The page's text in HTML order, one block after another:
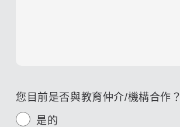
您目前是否與教育仲介/機構合作？
是的